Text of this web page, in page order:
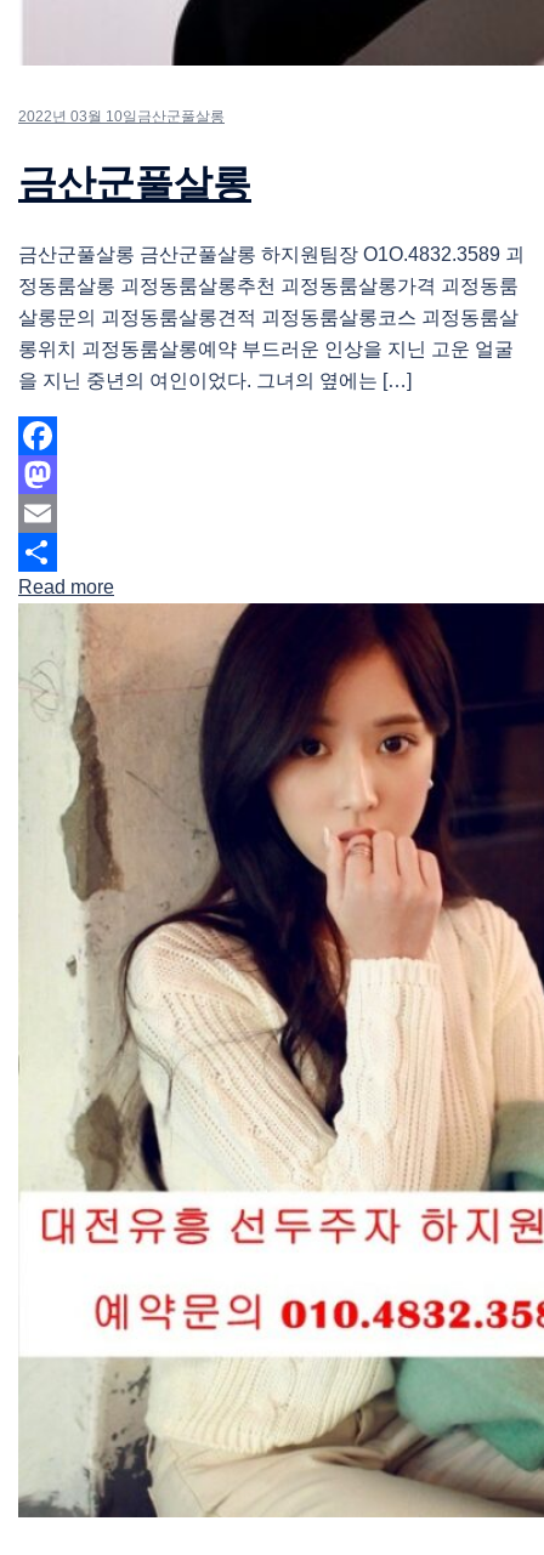
2022년 03월 10일 금산군풀살롱
금산군풀살롱
금산군풀살롱 금산군풀살롱 하지원팀장 O1O.4832.3589 괴
정동룸살롱 괴정동룸살롱추천 괴정동룸살롱가격 괴정동룸
살롱문의 괴정동룸살롱견적 괴정동룸살롱코스 괴정동룸살
롱위치 괴정동룸살롱예약 부드러운 인상을 지닌 고운 얼굴
을 지닌 중년의 여인이었다. 그녀의 옆에는 […]
Facebook
Mastodon
Email
Share
Read more